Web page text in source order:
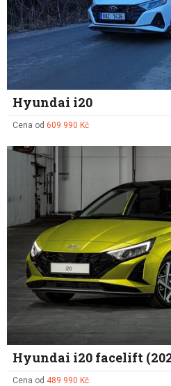
Hyundai i20
Cena od 609 990 Kč
Hyundai i20 facelift
Cena od 489 990 Kč